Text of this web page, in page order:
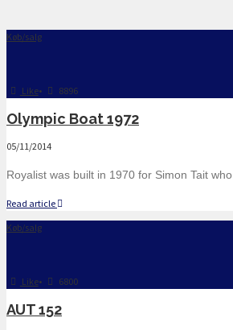
Køb/salg
Like• 8896
Olympic Boat 1972
05/11/2014
Royalist was built in 1970 for Simon Tait
Read article
Køb/salg
Like• 6800
AUT 152